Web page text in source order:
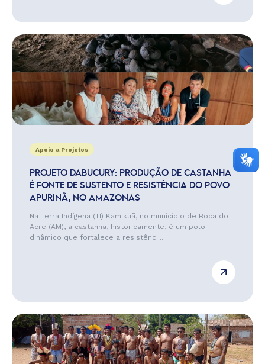
Apoio a Projetos
PROJETO DABUCURY: PRODUÇÃO DE CASTANHA
É FONTE DE SUSTENTO E RESISTÊNCIA DO POVO
APURINÃ, NO AMAZONAS
Na Terra Indígena (TI) Kamikuã, no município de Boca do
Acre (AM), a castanha, historicamente, é um polo
dinâmico que fortalece a resistênci...